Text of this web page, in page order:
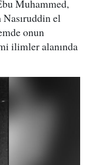
Muhammed,
el
onun
ilimler alanında